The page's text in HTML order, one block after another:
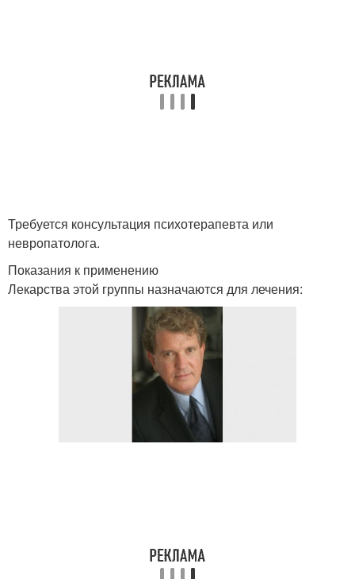
Требуется консультация психотерапевта или
невропатолога.
Показания к применению
Лекарства этой группы назначаются для лечения: